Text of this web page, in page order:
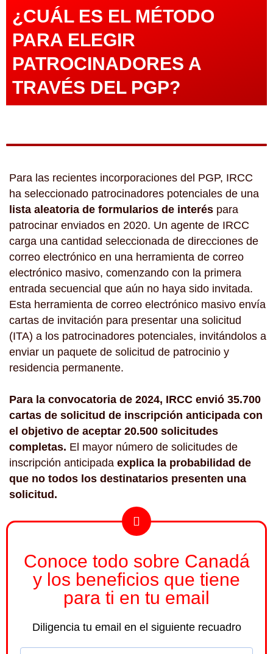
¿CUÁL ES EL MÉTODO
PARA ELEGIR
PATROCINADORES A
TRAVÉS DEL PGP?
Para las recientes incorporaciones del PGP, IRCC
ha seleccionado patrocinadores potenciales de una
lista aleatoria de formularios de interés para
patrocinar enviados en 2020. Un agente de IRCC
carga una cantidad seleccionada de direcciones de
correo electrónico en una herramienta de correo
electrónico masivo, comenzando con la primera
entrada secuencial que aún no haya sido invitada.
Esta herramienta de correo electrónico masivo envía
cartas de invitación para presentar una solicitud
(ITA) a los patrocinadores potenciales, invitándolos a
enviar un paquete de solicitud de patrocinio y
residencia permanente.
Para la convocatoria de 2024, IRCC envió 35.700
cartas de solicitud de inscripción anticipada con
el objetivo de aceptar 20.500 solicitudes
completas. El mayor número de solicitudes de
inscripción anticipada explica la probabilidad de
que no todos los destinatarios presenten una
solicitud.
Conoce todo sobre Canadá
y los beneficios que tiene
para ti en tu email
Diligencia tu email en el siguiente recuadro